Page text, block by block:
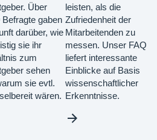
Über
Befragte gaben
darüber, wie
sie ihr
zum
sehen
sie evtl.
wären.
leisten, als die
Zufriedenheit der
Mitarbeitenden zu
messen. Unser FAQ
liefert interessante
Einblicke auf Basis
wissenschaftlicher
Erkenntnisse.